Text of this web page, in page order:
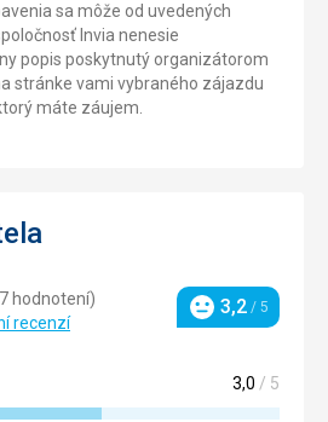
sa môže od uvedených
Invia nenesie
popis poskytnutý organizátorom
stránke vami vybraného zájazdu
máte záujem.
hodnotení)
recenzí
Hodnotenie
3,2 / 5
3,0 / 5